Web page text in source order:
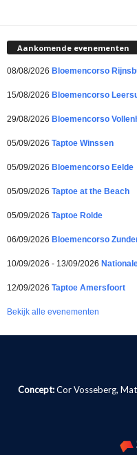
Aankomende evenementen
08/08/2026 Bloemencorso
15/08/2026 Bloemencorso
29/08/2026 Bloemencorso
05/09/2026 Taptoe Winssen
05/09/2026 Bloemencorso Eelde
05/09/2026 Taptoe at the Beach
05/09/2026 Taptoe Rolde
06/09/2026 Bloemencorso
10/09/2026 - 13/09/2026
12/09/2026 Taptoe Amersfoort
Bekijk alle evenementen
Concept:Cor Vosseberg,